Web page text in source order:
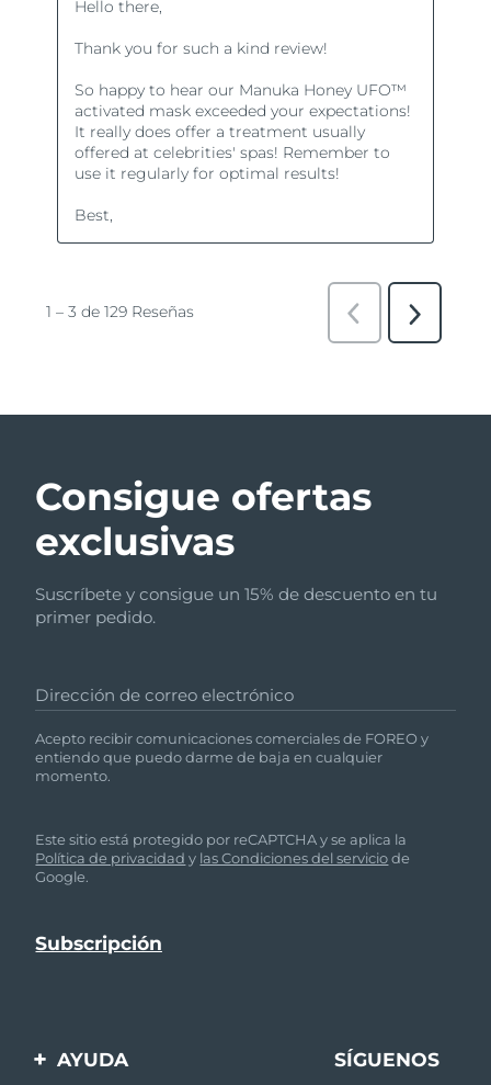
Consigue ofertas
exclusivas
Suscríbete y consigue un 15% de descuento en tu
primer pedido.
Dirección de correo electrónico
Acepto recibir comunicaciones comerciales de FOREO y
entiendo que puedo darme de baja en cualquier
momento.
Este sitio está protegido por reCAPTCHA y se aplica la
Política de privacidad y las Condiciones del serviciode
Google.
AYUDA SÍGUENOS